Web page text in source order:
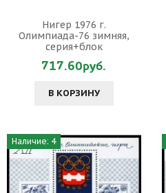
Нигер 1976 г.
Олимпиада-76 зимняя,
серия+блок
717.60руб.
В КОРЗИНУ
Наличие: 4